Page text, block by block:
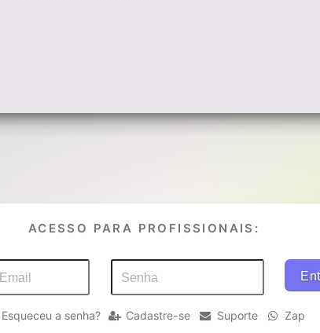
ACESSO PARA PROFISSIONAIS:
Esqueceu a senha? Cadastre-se Suporte Zap